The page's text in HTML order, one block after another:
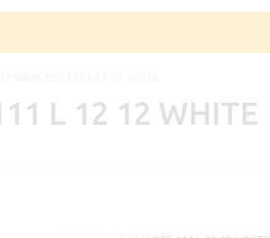
L 12 12 WHITE